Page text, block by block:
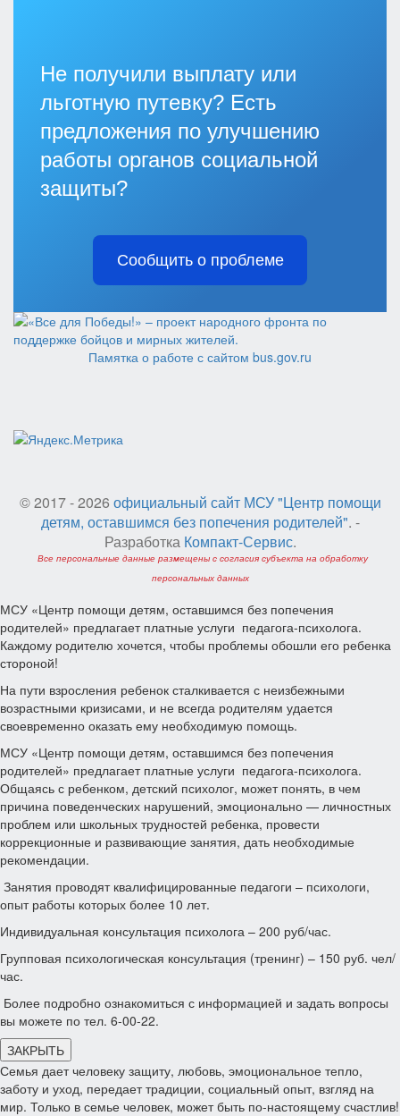
Не получили выплату или
льготную путевку? Есть
предложения по улучшению
работы органов социальной
защиты?
Сообщить о проблеме
Памятка о работе с сайтом bus.gov.ru
© 2017 - 2026 официальный сайт МСУ "Центр помощи
детям, оставшимся без попечения родителей". -
Разработка Компакт-Сервис.
Все персональные данные размещены с согласия субъекта на обработку
персональных данных
МСУ «Центр помощи детям, оставшимся без попечения
родителей» предлагает платные услуги педагога-психолога.
Каждому родителю хочется, чтобы проблемы обошли его ребенка
стороной!
На пути взросления ребенок сталкивается с неизбежными
возрастными кризисами, и не всегда родителям удается
своевременно оказать ему необходимую помощь.
МСУ «Центр помощи детям, оставшимся без попечения
родителей» предлагает платные услуги педагога-психолога.
Общаясь с ребенком, детский психолог, может понять, в чем
причина поведенческих нарушений, эмоционально — личностных
проблем или школьных трудностей ребенка, провести
коррекционные и развивающие занятия, дать необходимые
рекомендации.
Занятия проводят квалифицированные педагоги – психологи,
опыт работы которых более 10 лет.
Индивидуальная консультация психолога – 200 руб/час.
Групповая психологическая консультация (тренинг) – 150 руб. чел/
час.
Более подробно ознакомиться с информацией и задать вопросы
вы можете по тел. 6-00-22.
ЗАКРЫТЬ
Семья дает человеку защиту, любовь, эмоциональное тепло,
заботу и уход, передает традиции, социальный опыт, взгляд на
мир. Только в семье человек, может быть по-настоящему счастлив!